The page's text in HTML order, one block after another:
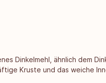
Dinkelmehl, ähnlich dem
Kruste und das weiche